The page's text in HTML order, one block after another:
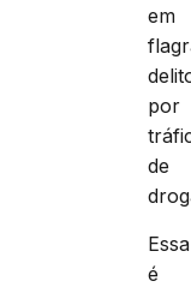
em
por
de
Essa
é